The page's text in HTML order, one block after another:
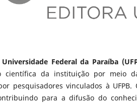
Federal da Paraíba
científica da instituição por meio
pesquisadores vinculados à
para a difusão do